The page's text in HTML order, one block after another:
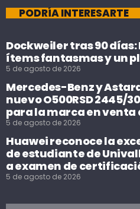
PODRÍA INTERESARTE
Dockweiler tras 90
ítems fantasmas y un
5 de agosto de 2026
Mercedes-Benz y
nuevo O500RSD 2445/
para la marca en venta
5 de agosto de 2026
Huawei reconoce la
de estudiante de
a examen de
5 de agosto de 2026